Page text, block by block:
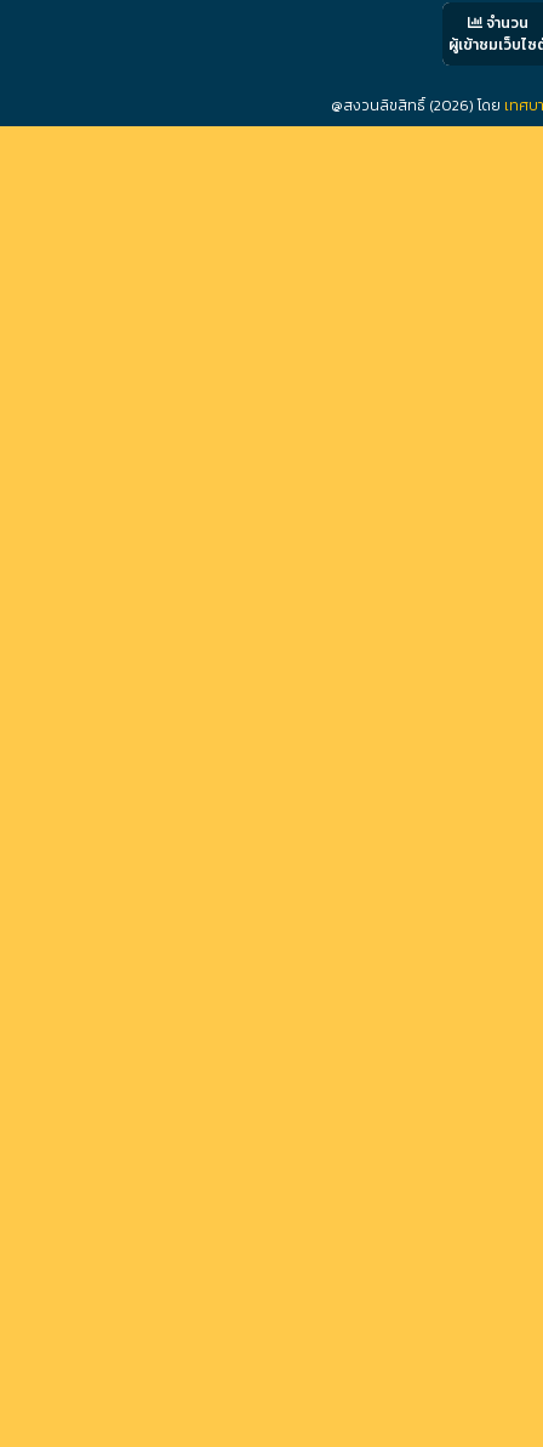
จำนวน
ผู้เข้าชมเว็บไซ
@สงวนลิขสิทธิ์ (2026) โดย เทศบ